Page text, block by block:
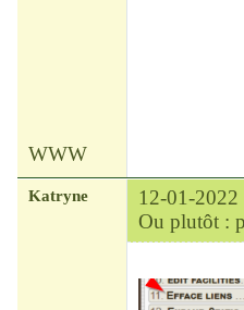
WWW
Katryne 12-01-
Ou plutôt :